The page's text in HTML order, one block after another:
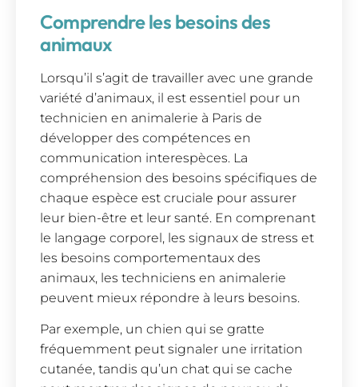
Comprendre les besoins des
animaux
Lorsqu’il s’agit de travailler avec une grande
variété d’animaux, il est essentiel pour un
technicien en animalerie à Paris de
développer des compétences en
communication interespèces. La
compréhension des besoins spécifiques de
chaque espèce est cruciale pour assurer
leur bien-être et leur santé. En comprenant
le langage corporel, les signaux de stress et
les besoins comportementaux des
animaux, les techniciens en animalerie
peuvent mieux répondre à leurs besoins.
Par exemple, un chien qui se gratte
fréquemment peut signaler une irritation
cutanée, tandis qu’un chat qui se cache